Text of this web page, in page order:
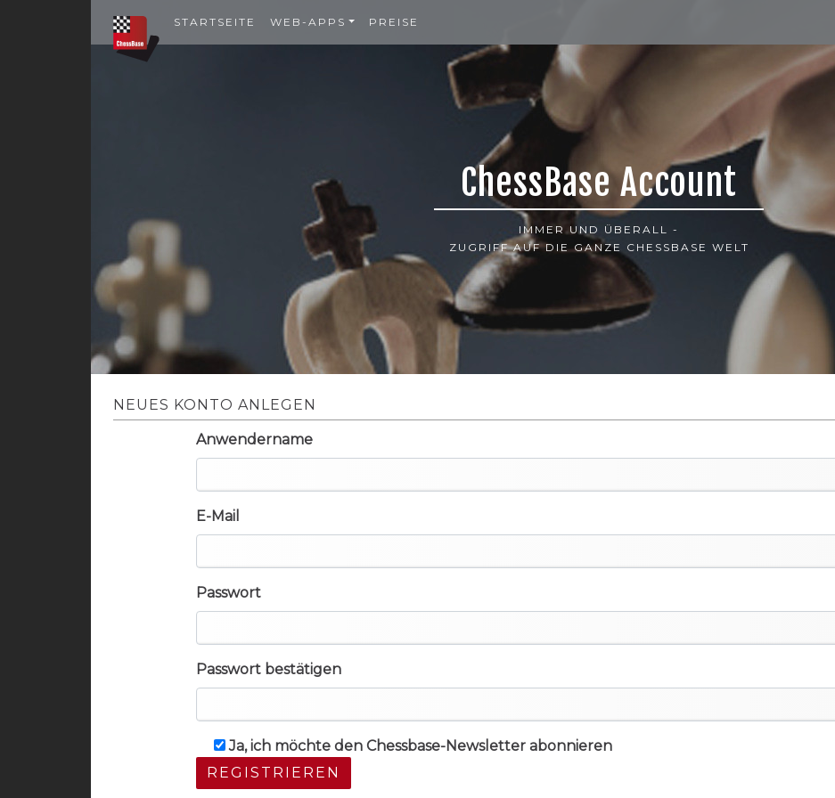
STARTSEITE WEB-APPS PREISE
ChessBase Account
IMMER UND ÜBERALL -
ZUGRIFF AUF DIE GANZE CHESSBASE WELT
NEUES KONTO ANLEGEN
Anwendername
E-Mail
Passwort
Passwort bestätigen
Ja, ich möchte den Chessbase-Newsletter abonnieren
REGISTRIEREN